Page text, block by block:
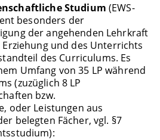
Studium (EWS-
besonders der
der angehenden Lehrkraft
und des Unterrichts
des Curriculums. Es
Umfang von 35 LP während
(zuzüglich 8 LP
bzw.
oder Leistungen aus
belegten Fächer, vgl. §7